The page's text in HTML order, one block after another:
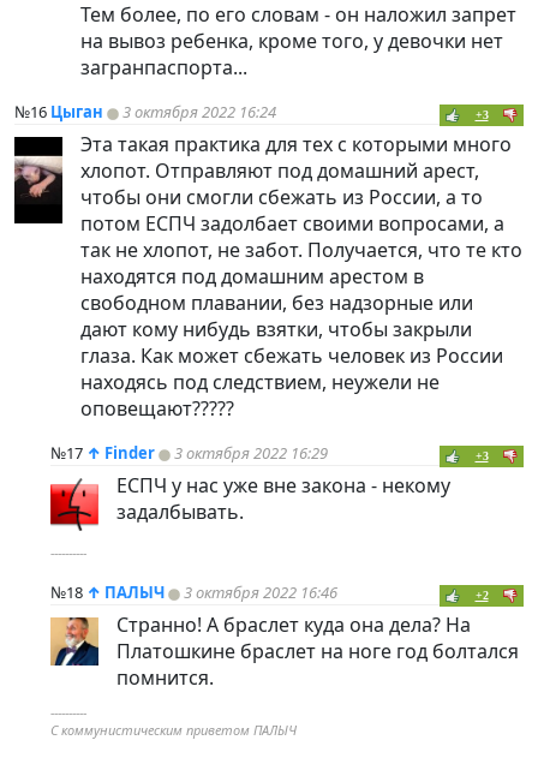
Тем более, по его словам - он наложил запрет
на вывоз ребенка, кроме того, у девочки нет
загранпаспорта...
№16 Цыган 3 октября 2022 16:24 +3
Эта такая практика для тех с которыми много
хлопот. Отправляют под домашний арест,
чтобы они смогли сбежать из России, а то
потом ЕСПЧ задолбает своими вопросами, а
так не хлопот, не забот. Получается, что те кто
находятся под домашним арестом в
свободном плавании, без надзорные или
дают кому нибудь взятки, чтобы закрыли
глаза. Как может сбежать человек из России
находясь под следствием, неужели не
оповещают?????
№17 ↑ Finder 3 октября 2022 16:29 +3
ЕСПЧ у нас уже вне закона - некому
задалбывать.
----------
№18 ↑ ПАЛЫЧ 3 октября 2022 16:46 +2
Странно! А браслет куда она дела? На
Платошкине браслет на ноге год болтался
помнится.
----------
С коммунистическим приветом ПАЛЫЧ